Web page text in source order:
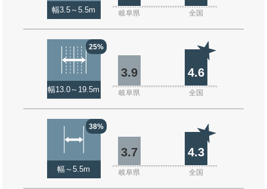
幅3.5～5.5m 岐阜県 全国
25%
幅13.0～19.5m
3.9 4.6
岐阜県 全国
38%
幅～5.5m
3.7 4.3
岐阜県 全国